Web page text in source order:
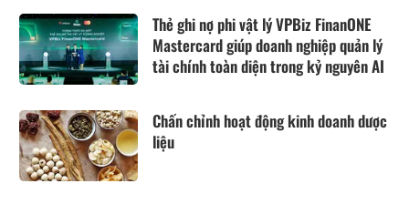
Thẻ ghi nợ phi vật lý VPBiz FinanONE
Mastercard giúp doanh nghiệp quản lý
tài chính toàn diện trong kỷ nguyên AI
Chấn chỉnh hoạt động kinh doanh dược
liệu